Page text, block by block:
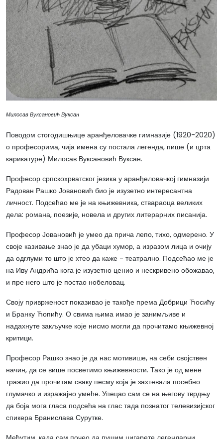
Милосав Вуксановић Вуксан
Поводом стогодишњице аранђеловачке гимназије (1920-2020)
о професорима, чија имена су постала легенда, пише (и црта
карикатуре) Милосав Вуксановић Вуксан.
Професор српскохрватског језика у аранђеловачкој гимназији
Радован Рашко Јовановић био је изузетно интересантна
личност. Подсећао ме је на књижевника, ствараоца великих
дела: романа, поезије, новела и других литерарних писанија.
Професор Јовановић је умео да прича лепо, тихо, одмерено. У
своје казивање знао је да убаци хумор, а изразом лица и очију
да одглуми то што је хтео да каже - театрално. Подсећао ме је
на Иву Андрића кога је изузетно ценио и нескривено обожавао,
и пре него што је постао нобеловац.
Своју приврженост показивао је такође према Добрици Ћосићу
и Бранку Ћопићу. О свима њима имао је занимљиве и
надахнуте закључке које нисмо могли да прочитамо књижевној
критици.
Професор Рашко знао је да нас мотивише, на себи својствен
начин, да се више посветимо књижевности. Тако је од мене
тражио да прочитам сваку песму која је захтевала посебно
глумачко и изражајно умеће. Упецао сам се на његову тврдњу
да боја мога гласа подсећа на глас тада познатог телевизијског
спикера Бранислава Сурутке.